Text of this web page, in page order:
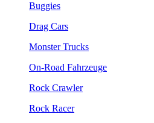
Buggies
Drag Cars
Monster Trucks
On-Road Fahrzeuge
Rock Crawler
Rock Racer